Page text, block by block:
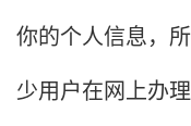
你的个人信息，
少用户在网上办